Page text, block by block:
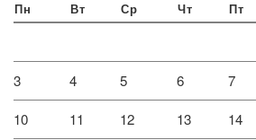
Пн Вт Ср Чт Пт
3 4 5 6 7
10 11 12 13 14